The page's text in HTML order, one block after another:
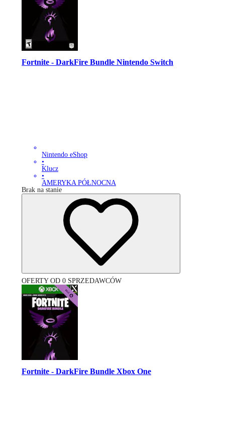
Fortnite - DarkFire Bundle Nintendo Switch
Nintendo eShop
•
Klucz
•
AMERYKA PÓŁNOCNA
Brak na stanie
OFERTY OD 0 SPRZEDAWCÓW
Fortnite - DarkFire Bundle Xbox One